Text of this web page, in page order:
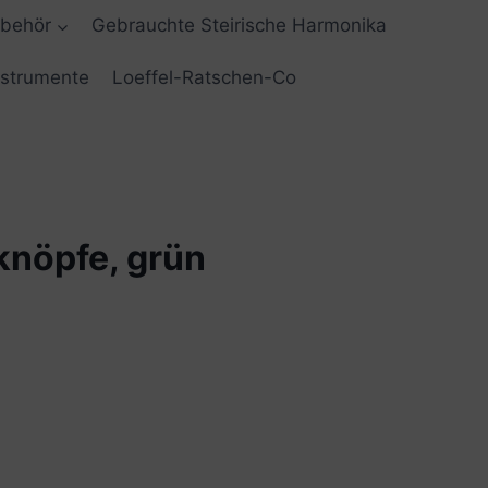
Gebrauchte Steirische Harmonika
Loeffel-Ratschen-Co
grün